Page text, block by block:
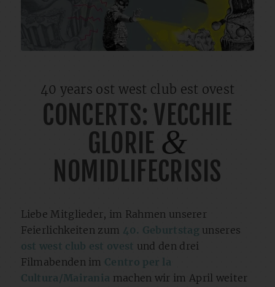
40 years ost west club est ovest
CONCERTS: VECCHIE
GLORIE &
NOMIDLIFECRISIS
Liebe Mitglieder, im Rahmen unserer
Feierlichkeiten zum 40. Geburtstag unseres
ost west club est ovest und den drei
Filmabenden im Centro per la
Cultura/Mairania machen wir im April weiter